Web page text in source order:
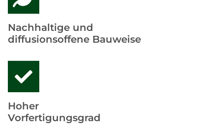
Nachhaltige und
diffusionsoffene Bauweise
Hoher
Vorfertigungsgrad